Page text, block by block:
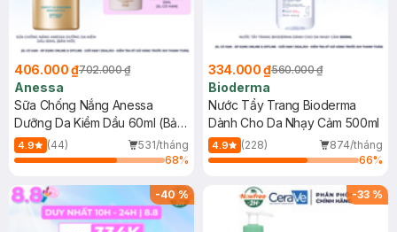
406.000 ₫702.000 ₫
Anessa
Sữa Chống Nắng Anessa
Dưỡng Da Kiềm Dầu 60ml (Bản
Mới)
4.9 (44)
531/tháng
68%
334.000 ₫560.000 ₫
Bioderma
Nước Tẩy Trang Bioderma
Dành Cho Da Nhạy Cảm 500ml
4.9 (228)
874/tháng
66%
-40% -33 %